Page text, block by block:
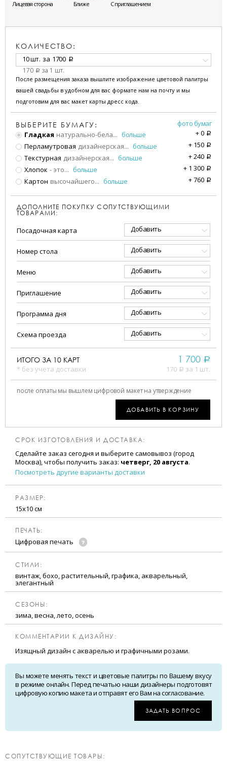
Лицевая сторона Ближе С приглашением
КОЛИЧЕСТВО:
10 шт. за 1700 a
170 a за 1 шт.
После размещения заказа вышлите изображение цветовой палитры
вашей свадьбы в удобном для вас формате нам на почту и мы
подготовим для вас макет карты дресс кода.
ВЫБЕРИТЕ БУМАГУ:
фото бумаг
Гладкая натурально-бела... больше +0 a
Перламутровая дизайнерская... больше + 150 a
Текстурная дизайнерская... больше +240 a
Хлопок - это... больше + 1 300 a
Картон высочайшего... больше +760 a
ДОПОЛНИТЕ ПОКУПКУ СОПУТСТВУЮЩИМИ
ТОВАРАМИ:
Посадочная карта Добавить
Номер стола Добавить
Меню Добавить
Приглашение Добавить
Программа дня Добавить
Схема проезда Добавить
ИТОГО ЗА 10 КАРТ
* без учета доставки
1 700 a
170 a за 1 шт.
после оплаты мы вышлем цифровой макет на утверждение
ДОБАВИТЬ В КОРЗИНУ
СРОК ИЗГОТОВЛЕНИЯ И ДОСТАВКА:
Сделайте заказ сегодня и выберите самовывоз (город
Москва), чтобы получить заказ: четверг, 20 августа.
Посмотреть другие варианты доставки
РАЗМЕР:
15х10 см
ПЕЧАТЬ:
Цифровая печать
CТИЛИ:
винтаж, бохо, растительный, графика, акварельный,
элегантный
CЕЗОНЫ:
зима, весна, лето, осень
КОММЕНТАРИИ К ДИЗАЙНУ:
Изящный дизайн с акварелью и графичными розами.
Вы можете менять текст и цветовые палитры по Вашему вкусу
в режиме онлайн. Перед печатью наши дизайнеры подготовят
цифровую копию макета и отправят его Вам на согласование.
ЗАДАТЬ ВОПРОС
CОПУТСТВУЮЩИЕ ТОВАРЫ: